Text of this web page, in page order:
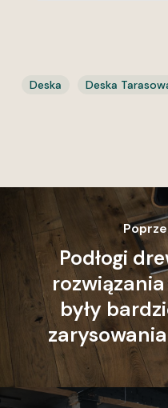
Deska Deska
Podłogi
były